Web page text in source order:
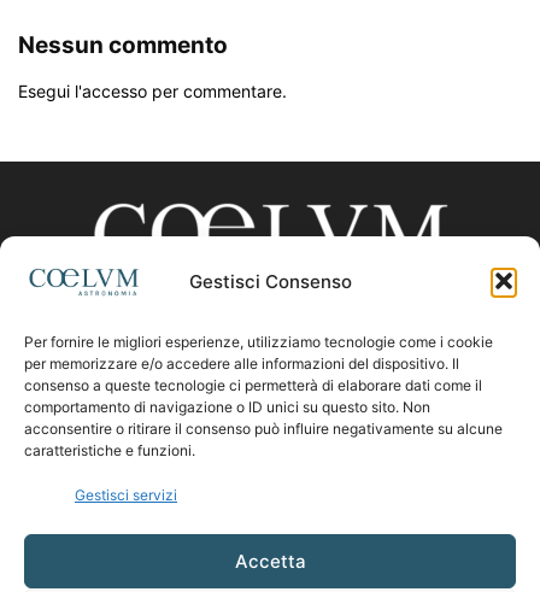
Gestisci Consenso
Per fornire le migliori esperienze, utilizziamo tecnologie come i cookie
per memorizzare e/o accedere alle informazioni del dispositivo. Il
consenso a queste tecnologie ci permetterà di elaborare dati come il
comportamento di navigazione o ID unici su questo sito. Non
acconsentire o ritirare il consenso può influire negativamente su alcune
caratteristiche e funzioni.
Gestisci servizi
Accetta
Nessun commento
Esegui l'accesso per commentare.
CHI SIAMO
Contattaci:coelumastro@coelum.com